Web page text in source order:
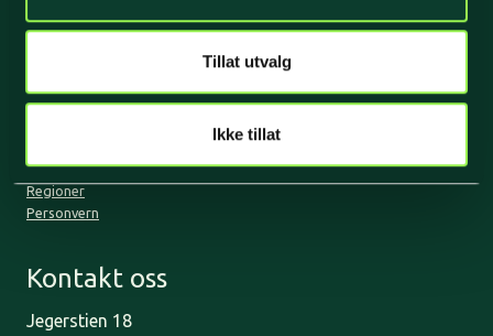
Tillat utvalg
Ikke tillat
Meld deg på
Om oss
Om NORTØMMER
Regioner
Personvern
Kontakt oss
Jegerstien 18